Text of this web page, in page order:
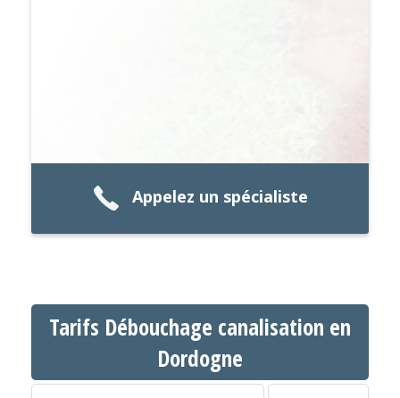
Appelez un spécialiste
Tarifs Débouchage canalisation en
Dordogne